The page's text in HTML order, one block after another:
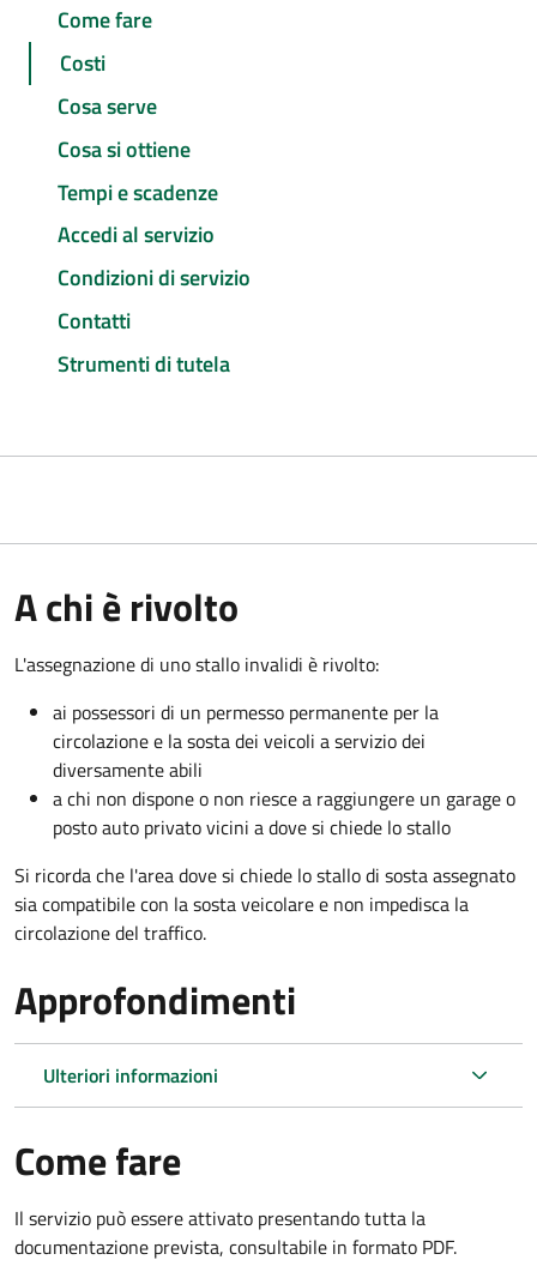
Come fare
Costi
Cosa serve
Cosa si ottiene
Tempi e scadenze
Accedi al servizio
Condizioni di servizio
Contatti
Strumenti di tutela
A chi è rivolto
L'assegnazione di uno stallo invalidi è rivolto:
ai possessori di un permesso permanente per la
circolazione e la sosta dei veicoli a servizio dei
diversamente abili
a chi non dispone o non riesce a raggiungere un garage o
posto auto privato vicini a dove si chiede lo stallo
Si ricorda che l'area dove si chiede lo stallo di sosta assegnato
sia compatibile con la sosta veicolare e non impedisca la
circolazione del traffico.
Approfondimenti
Ulteriori informazioni
Come fare
Il servizio può essere attivato presentando tutta la
documentazione prevista, consultabile in formato PDF.